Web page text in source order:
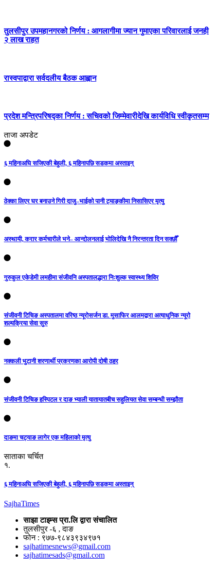
तुलसीपुर उपमहानगरको निर्णय : आगलागीमा ज्यान गुमाएका परिवारलाई जनही
२ लाख राहत
रास्वपाद्वारा सर्वदलीय बैठक आह्वान
प्रदेश मन्त्रिपरिषद्का निर्णय : सचिवको जिम्मेवारीदेखि कार्यविधि स्वीकृतसम्म
ताजा अपडेट
६ महिनाअघि सजिएकी बेहुली, ६ महिनापछि सडकमा अस्ताइन्
ठेक्का लिएर घर बनाउने गिरी दाजु–भाईको पानी ट्याङ्कीमा निसासिएर मृत्यु
अस्थायी, करार कर्मचारीले भने– आन्दोलनलाई भोलिदेखि नै निरन्तरता दिन सक्छौँ
गुरुकुल एकेडेमी लमहीमा संजीवनि अस्पतालद्धारा निःशुल्क स्वास्थ्य शिविर
संजीवनी टिचिङ अस्पतालमा वरिष्ठ न्यूरोसर्जन डा. मुसाफिर आलमद्वारा अत्याधुनिक न्यूरो
शल्यक्रिया सेवा सुरु
नक्कली भुटानी शरणार्थी प्रकरणका आरोपी दोषी ठहर
संजीवनी टिचिङ हस्पिटल र दाङ भ्याली यातायातबीच सहुलियत सेवा सम्बन्धी सम्झौता
दाङमा चट्याङ लागेर एक महिलाको मृत्यु
साताका चर्चित
१.
६ महिनाअघि सजिएकी बेहुली, ६ महिनापछि सडकमा अस्ताइन्
SajhaTimes
साझा टाइम्स प्रा.लि द्वारा संचालित
तुलसीपुर -६ , दाङ
फोन : ९७७-९८४३९३४९७१
sajhatimesnews@gmail.com
sajhatimesads@gmail.com